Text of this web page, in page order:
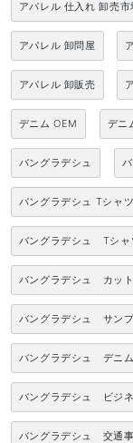
アパレル 仕入れ 卸売市
アパレル 卸問屋
アパレル 卸販売
デニム OEM デ
バングラデシュ
バングラデシュ Tシャツ
バングラデシュ Tシャ
バングラデシュ カッ
バングラデシュ サン
バングラデシュ デニム
バングラデシュ ビジ
バングラデシュ 交通